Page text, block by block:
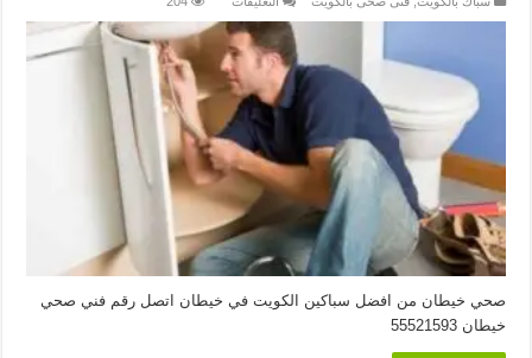
صحي
خيطان
50901470
–
صحي
شاطر
مغلقة
صحي خيطان من افضل سباكين الكويت في خيطان اتصل رقم فني صحي
خيطان 55521593